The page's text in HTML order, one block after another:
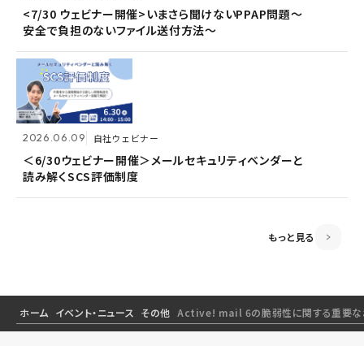
<7/30 ウェビナー開催>いまさら聞けないPPAP問題～
安全で負担のないファイル送付方法～
2026.06.09 自社ウェビナー
＜6/30ウェビナー開催＞メールセキュリティベンダーと
読み解くSCS評価制度
<7/30 ウェビナー開催>いまさら聞けないPPAP問題～
安全で負担のないファイル送付方法～
2026.06.09 自社ウェビナー
＜6/30ウェビナー開催＞メールセキュリティベンダーと
読み解くSCS評価制度
2026.06.09 自社ウェビナー
＜6/30ウェビナー開催＞メールセキュリティベンダーと
2026.04.28 共催ウェビナー
＜5/21ウェビナー開催＞ゼロトラスト思考～信用しない
もっと見る
ホーム イベント・ニュース その他 Active! mail 6の脆弱性に関する重要な